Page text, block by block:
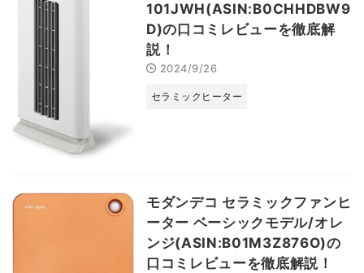
101JWH(ASIN:B0CHHDBW9
D)の口コミレビューを徹底解
説！
2024/9/26
セラミックヒーター
モダンデコ セラミックファンヒ
ーター ベーシックモデル/オレ
ンジ(ASIN:B01M3Z876O)の
口コミレビューを徹底解説！